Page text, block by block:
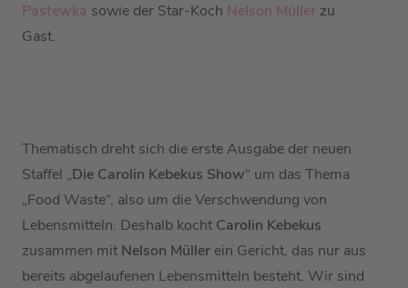
Pastewka sowie der Star-Koch Nelson Müller zu
Gast.
Thematisch dreht sich die erste Ausgabe der neuen
Staffel „Die Carolin Kebekus Show“ um das Thema
„Food Waste“, also um die Verschwendung von
Lebensmitteln. Deshalb kocht Carolin Kebekus
zusammen mit Nelson Müller ein Gericht, das nur aus
bereits abgelaufenen Lebensmitteln besteht. Wir sind